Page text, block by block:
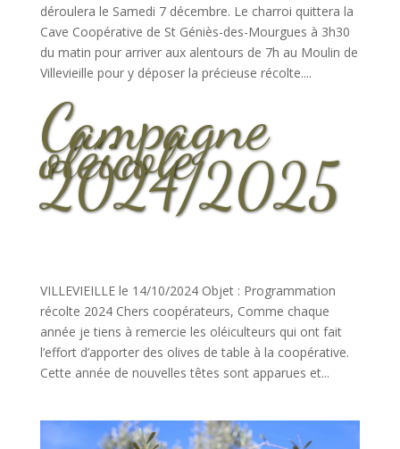
déroulera le Samedi 7 décembre. Le charroi quittera la
Cave Coopérative de St Géniès-des-Mourgues à 3h30
du matin pour arriver aux alentours de 7h au Moulin de
Villevieille pour y déposer la précieuse récolte....
Campagne
oléicole
2024/2025
VILLEVIEILLE le 14/10/2024 Objet : Programmation
récolte 2024 Chers coopérateurs, Comme chaque
année je tiens à remercie les oléiculteurs qui ont fait
l’effort d’apporter des olives de table à la coopérative.
Cette année de nouvelles têtes sont apparues et...